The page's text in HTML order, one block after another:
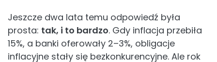
Jeszcze dwa lata temu odpowiedź była
prosta: tak, i to bardzo. Gdy inflacja przebiła
15%, a banki oferowały 2–3%, obligacje
inflacyjne stały się bezkonkurencyjne. Ale rok